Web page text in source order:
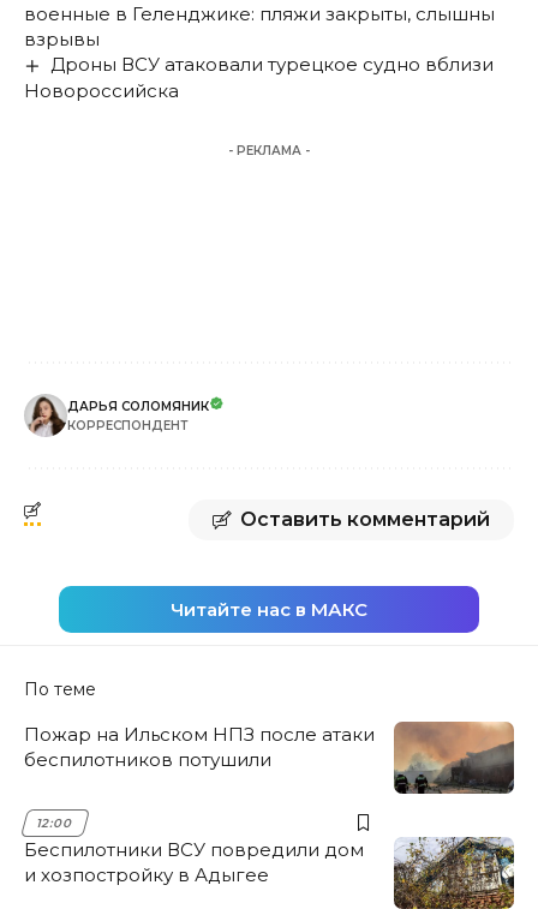
военные в Геленджике: пляжи закрыты, слышны
взрывы
Дроны ВСУ атаковали турецкое судно вблизи
Новороссийска
- РЕКЛАМА -
ДАРЬЯ СОЛОМЯНИК
КОРРЕСПОНДЕНТ
Оставить комментарий
Читайте нас в МАКС
По теме
Пожар на Ильском НПЗ после атаки
беспилотников потушили
12:00
Беспилотники ВСУ повредили дом
и хозпостройку в Адыгее